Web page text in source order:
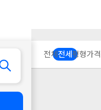
전체전세 평형가격